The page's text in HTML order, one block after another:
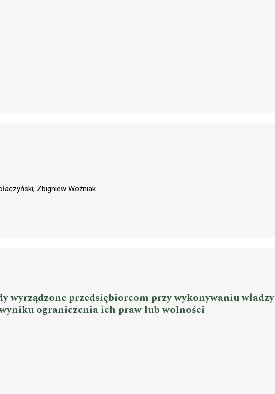
Zbigniew Woźniak
wyrządzone przedsiębiorcom przy wykonywaniu władzy
ograniczenia ich praw lub wolności